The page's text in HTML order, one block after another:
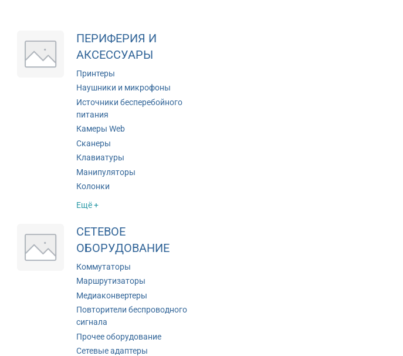
ПЕРИФЕРИЯ И
АКСЕССУАРЫ
Принтеры
Наушники и микрофоны
Источники бесперебойного
питания
Камеры Web
Сканеры
Клавиатуры
Манипуляторы
Колонки
Ещё +
СЕТЕВОЕ
ОБОРУДОВАНИЕ
Коммутаторы
Маршрутизаторы
Медиаконвертеры
Повторители беспроводного
сигнала
Прочее оборудование
Сетевые адаптеры